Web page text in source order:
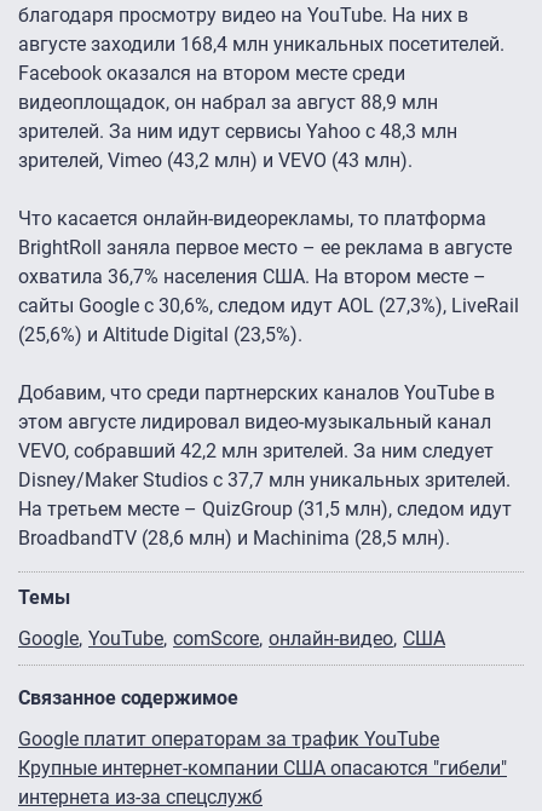
благодаря просмотру видео на YouTube. На них в
августе заходили 168,4 млн уникальных посетителей.
Facebook оказался на втором месте среди
видеоплощадок, он набрал за август 88,9 млн
зрителей. За ним идут сервисы Yahoo с 48,3 млн
зрителей, Vimeo (43,2 млн) и VEVO (43 млн).
Что касается онлайн-видеорекламы, то платформа
BrightRoll заняла первое место – ее реклама в августе
охватила 36,7% населения США. На втором месте –
сайты Google с 30,6%, следом идут AOL (27,3%), LiveRail
(25,6%) и Altitude Digital (23,5%).
Добавим, что среди партнерских каналов YouTube в
этом августе лидировал видео-музыкальный канал
VEVO, собравший 42,2 млн зрителей. За ним следует
Disney/Maker Studios с 37,7 млн уникальных зрителей.
На третьем месте – QuizGroup (31,5 млн), следом идут
BroadbandTV (28,6 млн) и Machinima (28,5 млн).
Темы
Google YouTube comScore онлайн-видео США
Связанное содержимое
Google платит операторам за трафик YouTube
Крупные интернет-компании США опасаются "гибели"
интернета из-за спецслужб